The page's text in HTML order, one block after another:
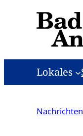
Lokales
Nachrichten